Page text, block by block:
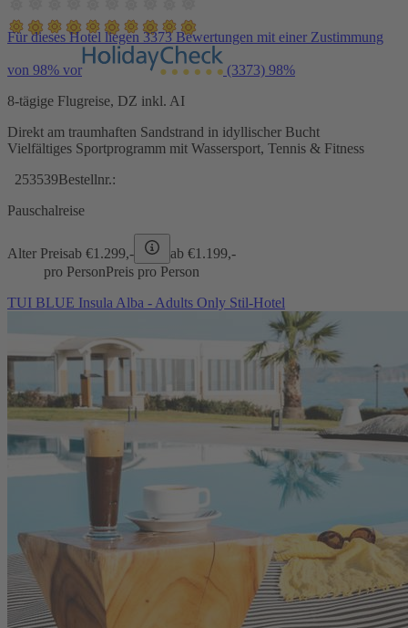
Für dieses Hotel liegen 3373 Bewertungen mit einer Zustimmung
von 98% vor (3373) 98%
8-tägige Flugreise, DZ inkl. AI
Direkt am traumhaften Sandstrand in idyllischer Bucht
Vielfältiges Sportprogramm mit Wassersport, Tennis & Fitness
253539Bestellnr.:
Pauschalreise
Alter Preisab €1.299,- ab €1.199,-
pro PersonPreis pro Person
TUI BLUE Insula Alba - Adults Only Stil-Hotel